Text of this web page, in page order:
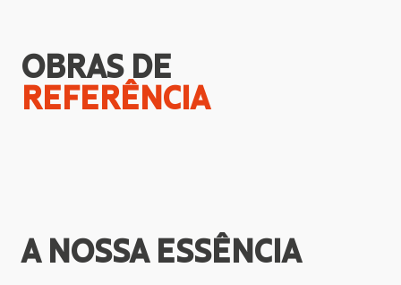
OBRAS DE
REFERÊNCIA
A NOSSA ESSÊNCIA